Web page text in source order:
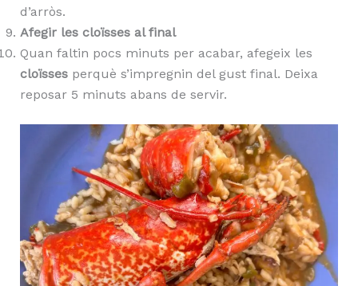
d’arròs.
Afegir les cloïsses al final
Quan faltin pocs minuts per acabar, afegeix les
cloïssesperquè s’impregnin del gust final. Deixa
reposar 5 minuts abans de servir.